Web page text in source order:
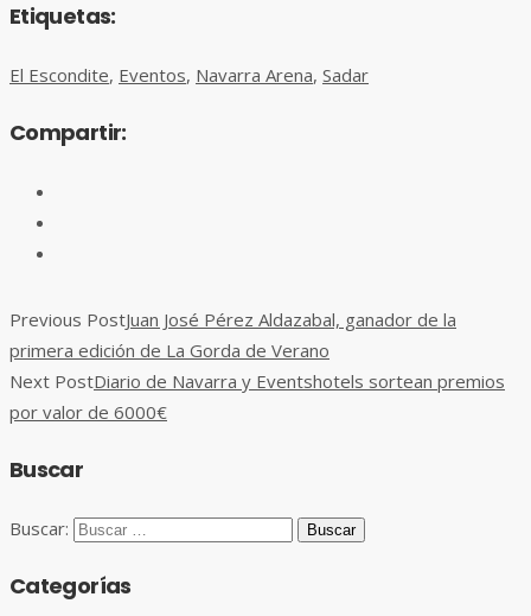
Etiquetas:
El Escondite, Eventos, Navarra Arena, Sadar
Compartir:
Previous PostJuan José Pérez Aldazabal, ganador de la
primera edición de La Gorda de Verano
Next PostDiario de Navarra y Eventshotels sortean premios
por valor de 6000€
Buscar
Buscar:
Categorías